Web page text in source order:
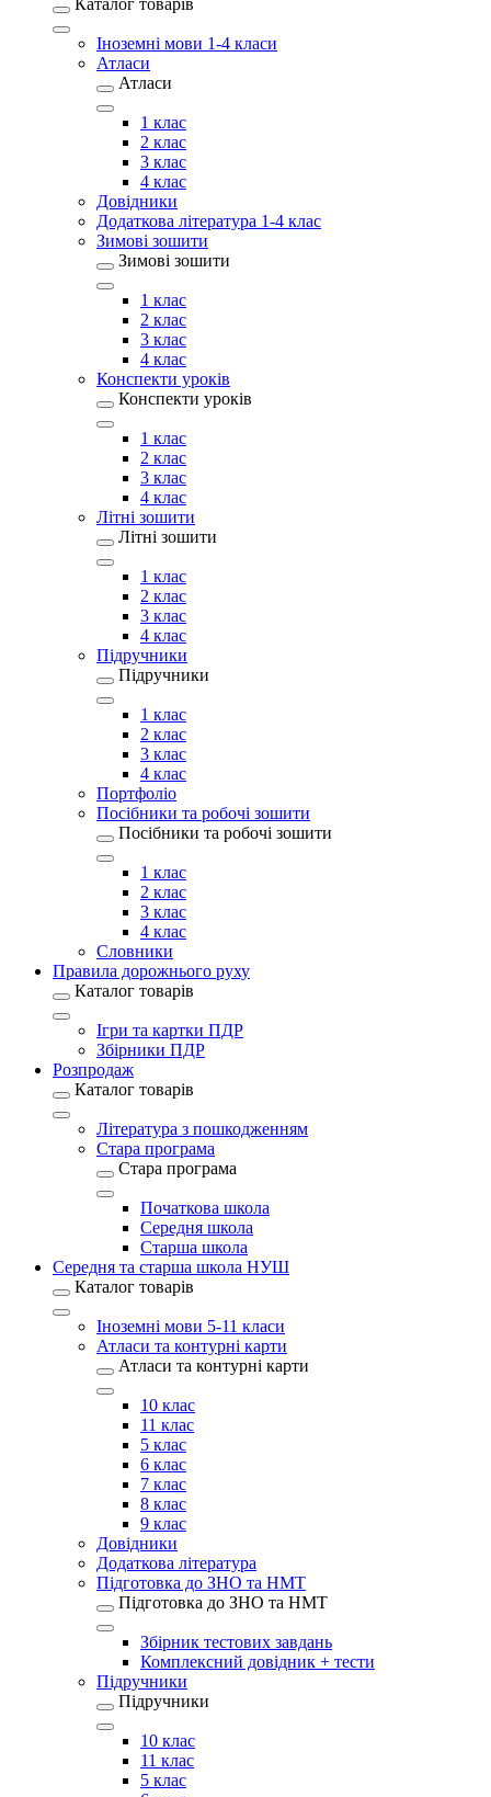
Каталог товарів
Іноземні мови 1-4 класи
Атласи
Атласи
1 клас
2 клас
3 клас
4 клас
Довідники
Додаткова література 1-4 клас
Зимові зошити
Зимові зошити
1 клас
2 клас
3 клас
4 клас
Конспекти уроків
Конспекти уроків
1 клас
2 клас
3 клас
4 клас
Літні зошити
Літні зошити
1 клас
2 клас
3 клас
4 клас
Підручники
Підручники
1 клас
2 клас
3 клас
4 клас
Портфоліо
Посібники та робочі зошити
Посібники та робочі зошити
1 клас
2 клас
3 клас
4 клас
Словники
Правила дорожнього руху
Каталог товарів
Ігри та картки ПДР
Збірники ПДР
Розпродаж
Каталог товарів
Література з пошкодженням
Стара програма
Стара програма
Початкова школа
Середня школа
Старша школа
Середня та старша школа НУШ
Каталог товарів
Іноземні мови 5-11 класи
Атласи та контурні карти
Атласи та контурні карти
10 клас
11 клас
5 клас
6 клас
7 клас
8 клас
9 клас
Довідники
Додаткова література
Підготовка до ЗНО та НМТ
Підготовка до ЗНО та НМТ
Збірник тестових завдань
Комплексний довідник + тести
Підручники
Підручники
10 клас
11 клас
5 клас